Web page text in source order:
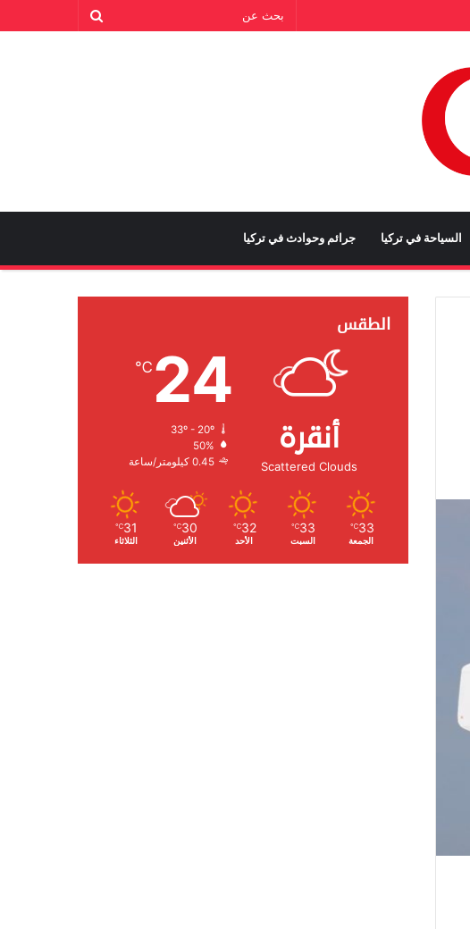
السياحة في تركيا جرائم وحوادث في تركيا
الطقس
أنقرة
Scattered Clouds
24
℃
33º - 20º
الرطوبة:
الرياح:0.45 كيلومتر/ساعة
33
℃
الجمعة
33
℃
السبت
32
℃
الأحد
30
℃
الأثنين
31
℃
الثلاثاء